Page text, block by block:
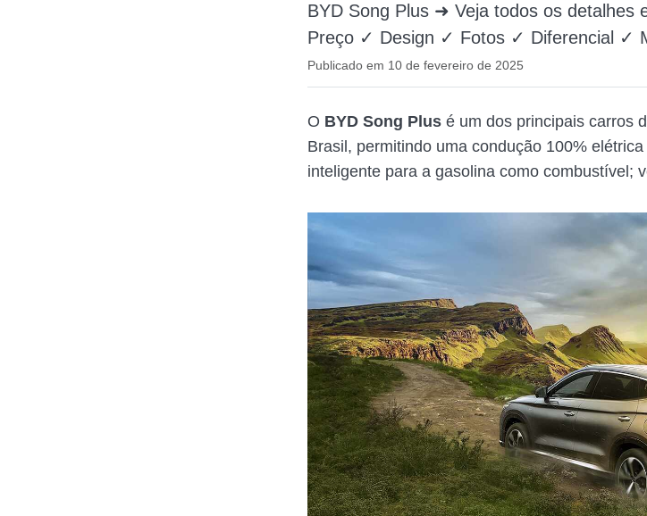
BYD Song Plus ➜ Veja todos os detalhes
Preço ✓ Design ✓ Fotos ✓ Diferencial ✓
Publicado em 10 de fevereiro de 2025
O BYD Song Plus é um dos principais carros
Brasil, permitindo uma condução 100%
inteligente para a gasolina como combustível;